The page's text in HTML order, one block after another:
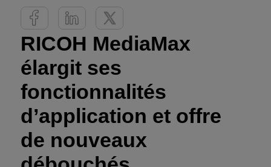
RICOH MediaMax
élargit ses
fonctionnalités
d’application et offre
de nouveaux